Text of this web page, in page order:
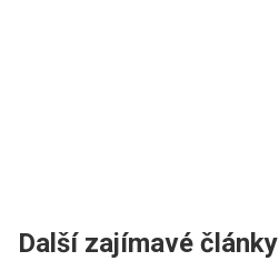
Další zajímavé články